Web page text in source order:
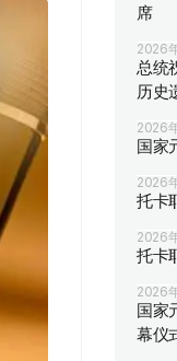
席
2026
总统
历史
2026
国家
2026
托卡
2026
托卡
2026
国家
幕仪